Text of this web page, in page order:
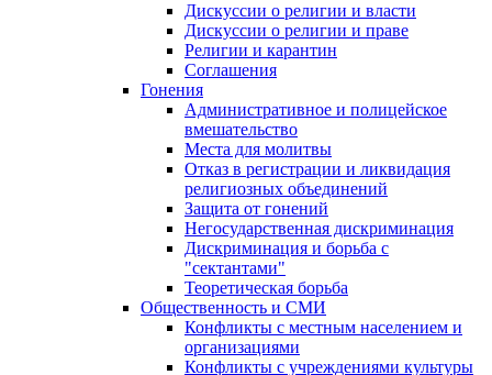
Дискуссии о религии и власти
Дискуссии о религии и праве
Религии и карантин
Соглашения
Гонения
Административное и полицейское
вмешательство
Места для молитвы
Отказ в регистрации и ликвидация
религиозных объединений
Защита от гонений
Негосударственная дискриминация
Дискриминация и борьба с
"сектантами"
Теоретическая борьба
Общественность и СМИ
Конфликты с местным населением и
организациями
Конфликты с учреждениями культуры